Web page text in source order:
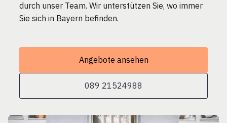
durch unser Team. Wir unterstützen Sie, wo immer
Sie sich in Bayern befinden.
Angebote ansehen
089 21524988